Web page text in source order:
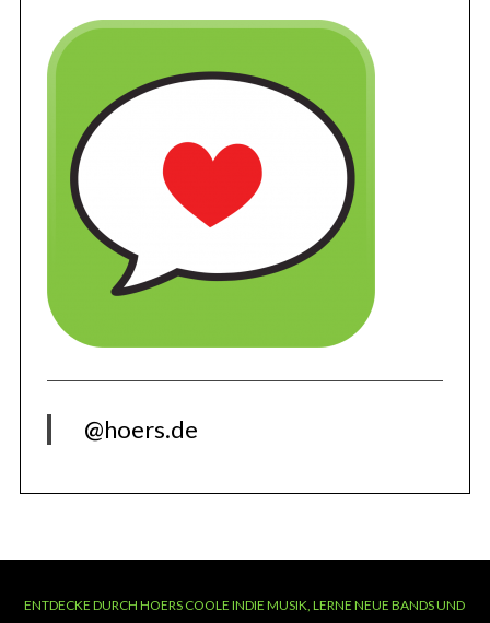
@hoers.de
ENTDECKE DURCH HOERS COOLE INDIE MUSIK, LERNE NEUE BANDS UND